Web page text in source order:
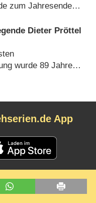
zum Jahresende
Dieter Pröttel
wurde 89 Jahre
App